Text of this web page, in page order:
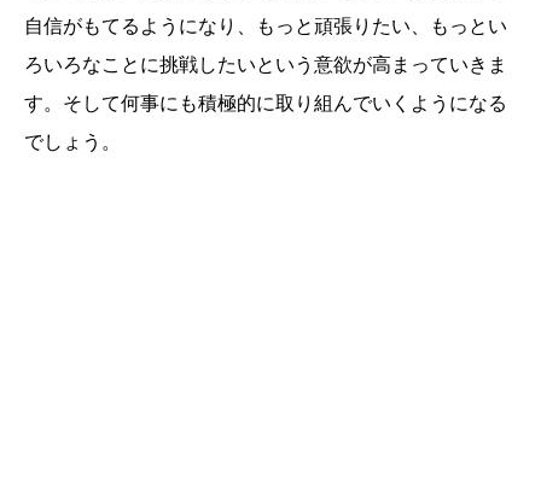
自信がもてるようになり、もっと頑張りたい、もっとい
ろいろなことに挑戦したいという意欲が高まっていきま
す。そして何事にも積極的に取り組んでいくようになる
でしょう。